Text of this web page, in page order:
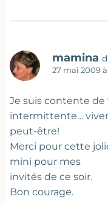
mamina
27 mai 2009
Je suis contente
intermittente…
peut-être!
Merci pour cette
mini pour mes
invités de ce soir.
Bon courage.